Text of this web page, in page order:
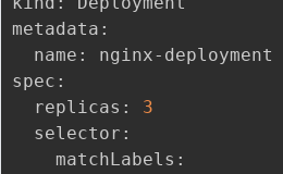
metadata:
  name: nginx-deployment
spec:
  replicas:
3
  selector:
    matchLabels: